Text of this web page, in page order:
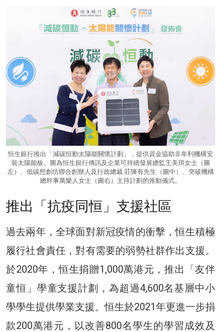
恒生銀行推出「減碳恒動太陽能關懷計劃」，提供資金協助非牟利機構安
裝太陽能板。圖為恒生銀行傳訊及企業可持續發展總監王美琪女士（圖
左）、低碳想創坊聯合創辦人及行政總裁 莊陳有先生（圖中）、突破機構
總幹事萬樂人女士（圖右）主持計劃的推動儀式。
推出「抗疫同恒」支援社區
過去兩年，全球面對新冠疫情的衝擊，恒生積極
履行社會責任，對有需要的弱勢社群作出支援。
於2020年，恒生捐贈1,000萬港元，推出「友伴
童恒」學童支援計劃，為超過4,600名基層中小
學學生提供學業支援。恒生於2021年更進一步捐
款200萬港元，以改善800名學生的學習成效及